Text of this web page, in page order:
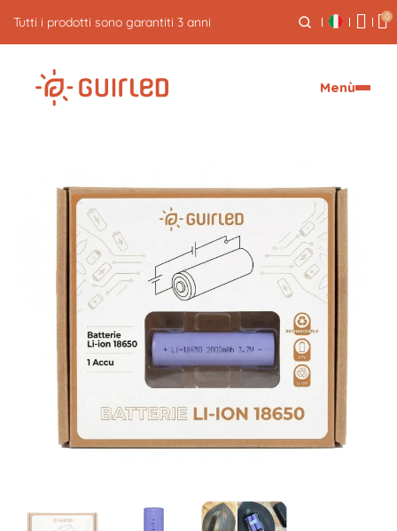
5% di cashback sui tuoi ordini
0
Menù